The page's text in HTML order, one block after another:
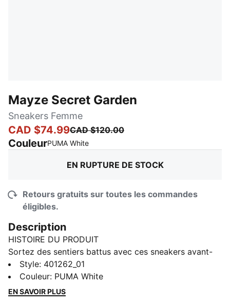
Mayze Secret Garden
Sneakers Femme
CAD $74.99CAD $120.00
CouleurPUMA White:
EN RUPTURE DE STOCK
Retours gratuits sur toutes les commandes
éligibles.
Description
HISTOIRE DU PRODUIT
Sortez des sentiers battus avec ces sneakers avant-
gardistes, conçus pour les amateurs de tendances et
d’énergie urbaine. Dotée d’une tige en cuir avec des
détails brodés, d’une semelle empilée et des détails de
Style: 401262_01
Couleur: PUMA White
EN SAVOIR PLUS